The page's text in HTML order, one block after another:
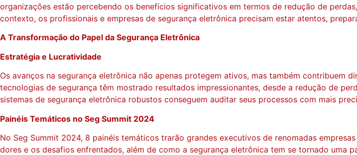
organizações estão percebendo os benefícios significativos em termos de redução de
contexto, os profissionais e empresas de segurança eletrônica precisam estar atentos,
A Transformação do Papel da Segurança Eletrônica
Estratégia e Lucratividade
Os avanços na segurança eletrônica não apenas protegem ativos, mas também contribuem
tecnologias de segurança têm mostrado resultados impressionantes, desde a redução de
sistemas de segurança eletrônica robustos conseguem auditar seus processos com mais
Painéis Temáticos no Seg Summit 2024
No Seg Summit 2024, 8 painéis temáticos trarão grandes executivos de renomadas
dores e os desafios enfrentados, além de como a segurança eletrônica tem se tornado uma